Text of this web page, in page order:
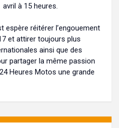
à 15 heures.
espère réitérer l’engouement
et attirer toujours plus
ainsi que des
partager la même passion
Heures Motos une grande